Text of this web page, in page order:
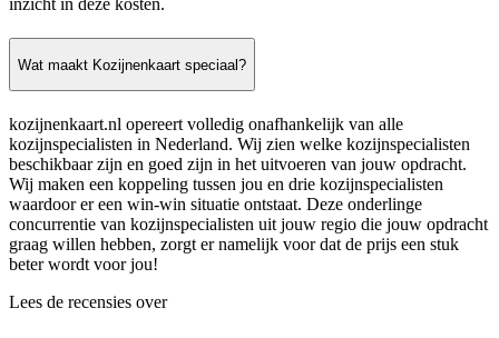
inzicht in deze kosten.
Wat maakt Kozijnenkaart speciaal?
kozijnenkaart.nl opereert volledig onafhankelijk van alle
kozijnspecialisten in Nederland. Wij zien welke kozijnspecialisten
beschikbaar zijn en goed zijn in het uitvoeren van jouw opdracht.
Wij maken een koppeling tussen jou en drie kozijnspecialisten
waardoor er een win-win situatie ontstaat. Deze onderlinge
concurrentie van kozijnspecialisten uit jouw regio die jouw opdracht
graag willen hebben, zorgt er namelijk voor dat de prijs een stuk
beter wordt voor jou!
Lees de recensies over